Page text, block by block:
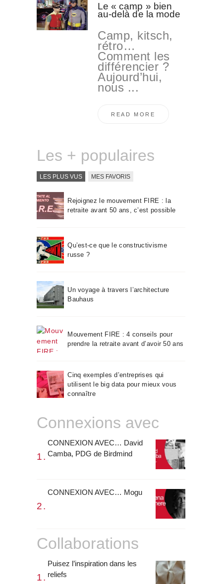
Le « camp » bien
au-delà de la mode
Camp, kitsch,
rétro…
Comment les
différencier ?
Aujourd’hui,
nous ...
READ MORE
Les + populaires
LES PLUS VUS MES FAVORIS
Rejoignez le mouvement FIRE : la
retraite avant 50 ans, c’est possible
Qu’est-ce que le constructivisme
russe ?
Un voyage à travers l’architecture
Bauhaus
Mouvement FIRE : 4 conseils pour
prendre la retraite avant d’avoir 50 ans
Cinq exemples d’entreprises qui
utilisent le big data pour mieux vous
connaître
Connexions avec
CONNEXION AVEC… David
Camba, PDG de Birdmind
CONNEXION AVEC… Mogu
Collaborations
Puisez l’inspiration dans les
reliefs